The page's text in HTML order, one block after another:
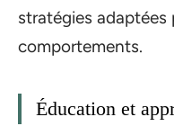
stratégies adaptées
comportements.
Éducation et